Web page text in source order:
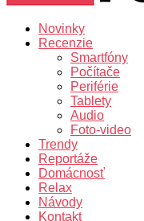
Novinky
Recenzie
Smartfóny
Počítače
Periférie
Tablety
Audio
Foto-video
Trendy
Reportáže
Domácnosť
Relax
Návody
Kontakt